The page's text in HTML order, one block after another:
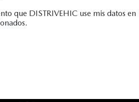
que DISTRIVEHIC use mis datos en